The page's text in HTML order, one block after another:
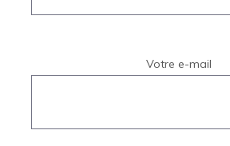
Votre e-mail